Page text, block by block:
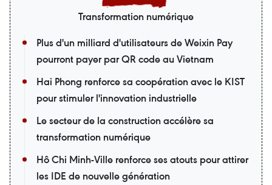
Transformation numérique
Plus d'un milliard d'utilisateurs de Weixin Pay
pourront payer par QR code au Vietnam
Hai Phong renforce sa coopération avec le KIST
pour stimuler l'innovation industrielle
Le secteur de la construction accélère sa
transformation numérique
Hô Chi Minh-Ville renforce ses atouts pour attirer
les IDE de nouvelle génération